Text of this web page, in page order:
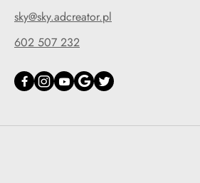
sky@sky.adcreator.pl
602 507 232